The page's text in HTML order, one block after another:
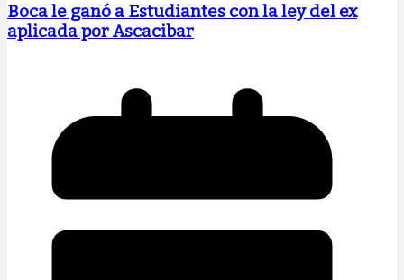
Boca le ganó a Estudiantes con la ley del ex
aplicada por Ascacibar